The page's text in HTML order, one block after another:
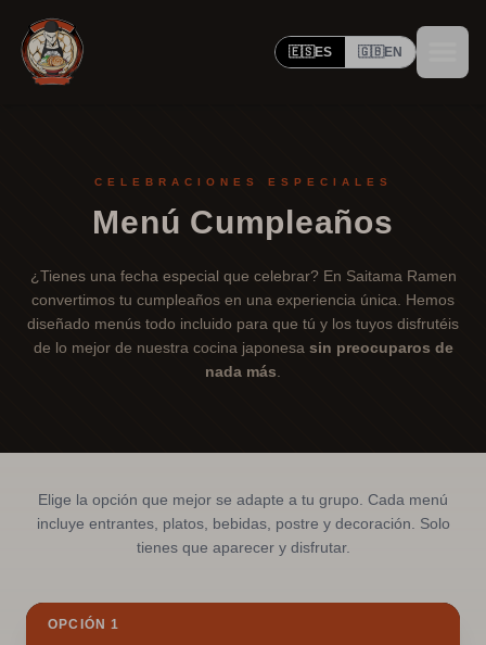
🇪🇸ES 🇬🇧 EN
CELEBRACIONES ESPECIALES
Menú Cumpleaños
¿Tienes una fecha especial que celebrar? En Saitama Ramen
convertimos tu cumpleaños en una experiencia única. Hemos
diseñado menús todo incluido para que tú y los tuyos disfrutéis
de lo mejor de nuestra cocina japonesa sin preocuparos de
nada más
Elige la opción que mejor se adapte a tu grupo. Cada menú
incluye entrantes, platos, bebidas, postre y decoración. Solo
tienes que aparecer y disfrutar.
OPCIÓN 1